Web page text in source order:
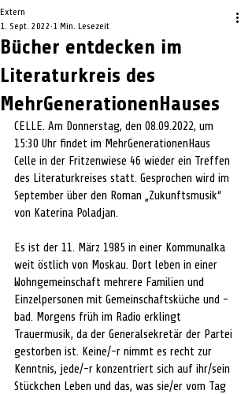
Bücher entdecken im
Literaturkreis des
MehrGenerationenHauses
Extern
1. Sept. 2022 1 Min. Lesezeit
CELLE. Am Donnerstag, den 08.09.2022, um
15:30 Uhr findet im MehrGenerationenHaus
Celle in der Fritzenwiese 46 wieder ein Treffen
des Literaturkreises statt. Gesprochen wird im
September über den Roman „Zukunftsmusik“
von Katerina Poladjan.
Es ist der 11. März 1985 in einer Kommunalka
weit östlich von Moskau. Dort leben in einer
Wohngemeinschaft mehrere Familien und
Einzelpersonen mit Gemeinschaftsküche und -
bad. Morgens früh im Radio erklingt
Trauermusik, da der Generalsekretär der Partei
gestorben ist. Keine/-r nimmt es recht zur
Kenntnis, jede/-r konzentriert sich auf ihr/sein
Stückchen Leben und das, was sie/er vom Tag